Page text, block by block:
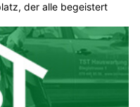
der alle begeistert